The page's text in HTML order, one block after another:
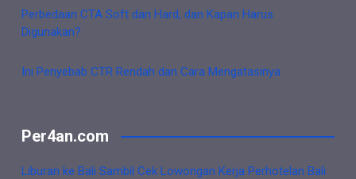
Perbedaan CTA Soft dan Hard, dan Kapan Harus
Digunakan?
Ini Penyebab CTR Rendah dan Cara Mengatasinya
Per4an.com
Liburan ke Bali Sambil Cek Lowongan Kerja Perhotelan Bali